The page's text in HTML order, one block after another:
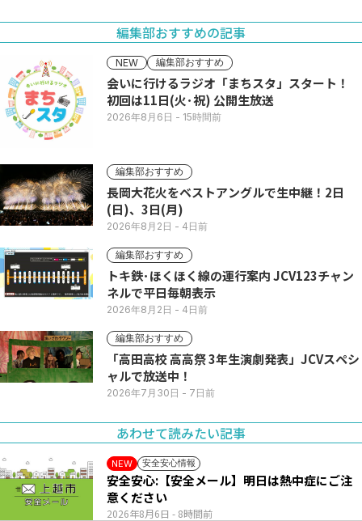
編集部おすすめの記事
NEW 編集部おすすめ
会いに行けるラジオ「まちスタ」スタート！
初回は11日(火･祝) 公開生放送
2026年8月6日 - 15時間前
編集部おすすめ
長岡大花火をベストアングルで生中継！2日
(日)、3日(月)
2026年8月2日 - 4日前
編集部おすすめ
トキ鉄･ほくほく線の運行案内 JCV123チャン
ネルで平日毎朝表示
2026年8月2日 - 4日前
編集部おすすめ
「高田高校 高高祭 3年生演劇発表」JCVスペシ
ャルで放送中！
2026年7月30日 - 7日前
あわせて読みたい記事
NEW 安全安心情報
2026年8月6日 - 8時間前
安全安心:【安全メール】明日は熱中症にご注
意ください